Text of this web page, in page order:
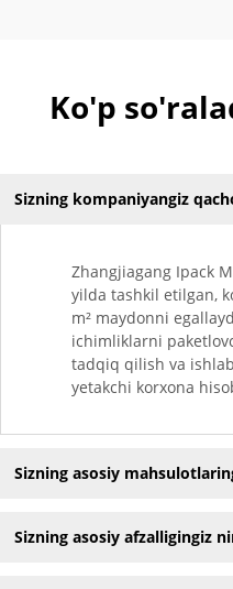
Ko'p
Sizning kompaniyangiz
Zhangjiagang Ipack
yilda tashkil etilgan,
m² maydonni
ichimliklarni
tadqiq qilish va
yetakchi korxona
Sizning asosiy
Sizning asosiy afzalligingiz